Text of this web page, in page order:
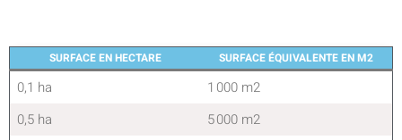
SURFACE EN HECTARE SURFACE ÉQUIVALENTE EN M2
0,1 ha
1 000 m2
0,5 ha
5 000 m2